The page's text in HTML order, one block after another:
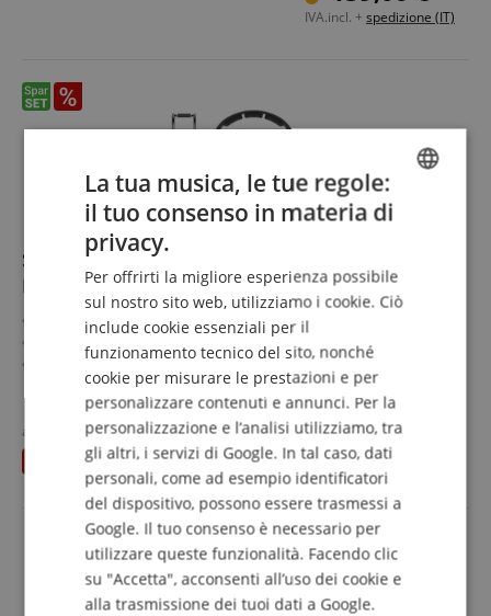
IVA.incl. + spedizione (IT)
Set Cuffie Wireless TV Sennheiser HDR RS 120-W
Partner
Suono cristallino Sennheiser
Tre modalità audio tra cui scegliere
Regolazione del volume direttamente sulle cuffie
Trasmettitore, docking station e caricabatterie in un
unico dispositivo
Audio stereo di alta qualità per TV, musica, podcast e
streaming video
Set risparmio con cuffie wireless aggiuntive HDR 120-W
mostra di più
194,00 €
IVA.incl. + spedizione (IT)
al posto dei singoli198€
risparmia4,00 €
ENGLISH
ITALIAN
SPANISH
La tua musica, le tue regole:
il tuo consenso in materia di
privacy.
Per offrirti la migliore esperienza possibile
sul nostro sito web, utilizziamo i cookie. Ciò
include cookie essenziali per il
funzionamento tecnico del sito, nonché
cookie per misurare le prestazioni e per
personalizzare contenuti e annunci. Per la
personalizzazione e l’analisi utilizziamo, tra
gli altri, i servizi di Google. In tal caso, dati
personali, come ad esempio identificatori
del dispositivo, possono essere trasmessi a
Google. Il tuo consenso è necessario per
utilizzare queste funzionalità. Facendo clic
su "Accetta", acconsenti all’uso dei cookie e
alla trasmissione dei tuoi dati a Google.